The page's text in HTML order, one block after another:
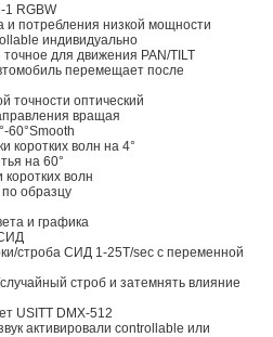
1 RGBW
и потребления низкой мощности
индивидуально
для движения PAN/TILT
перемещает после
точности оптический
вращая
60°Smooth
коротких волн на 4°
на 60°
коротких волн
образцу
и графика
строба СИД 1-25T/sec с переменной
строб и затемнять влияние
USITT DMX-512
активировали controllable или